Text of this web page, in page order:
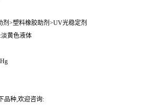
剂>塑料橡胶助剂>UV光稳定剂
黄色液体
品种,欢迎咨询: